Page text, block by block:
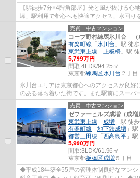
【駅徒歩7分×4階角部屋】光と風が抜ける心
塚」駅利用で都心へも快適アクセス。水回り
ーム済みで、新生活をすぐにスタートできる
売買｜中古マンション
コープ野村練馬氷川台 （
有楽町線 「 氷川台 」駅 徒
東武東上線 「 上板橋 」駅
5,799万円
間取:4LDK/94.25㎡
東京都練馬区氷川台 ２丁目
氷川台エリアは東京都心へのアクセスが良好
のある落ち着いた街です。また駅前にスーパ
め、日常の買い物など生活に便利な環境が整...
売買｜中古マンション
ゼファーヒルズ成増（成増
東武東上線 「 成増 」駅 徒
有楽町線 「 地下鉄成増 」
都営三田線 「 西高島平 」
5,990万円
間取:3LDK/61.96㎡
東京都板橋区成増 ５丁目
◆平成18年築全55戸の管理体制良好なマン